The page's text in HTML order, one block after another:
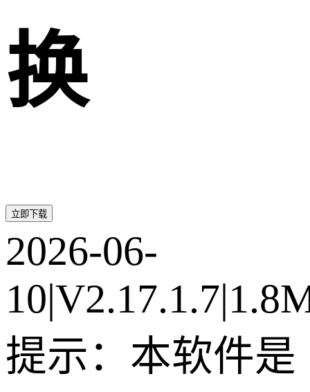
换
立即下载
2026-06-
10|V2.17.1.7|
提示：本软件是